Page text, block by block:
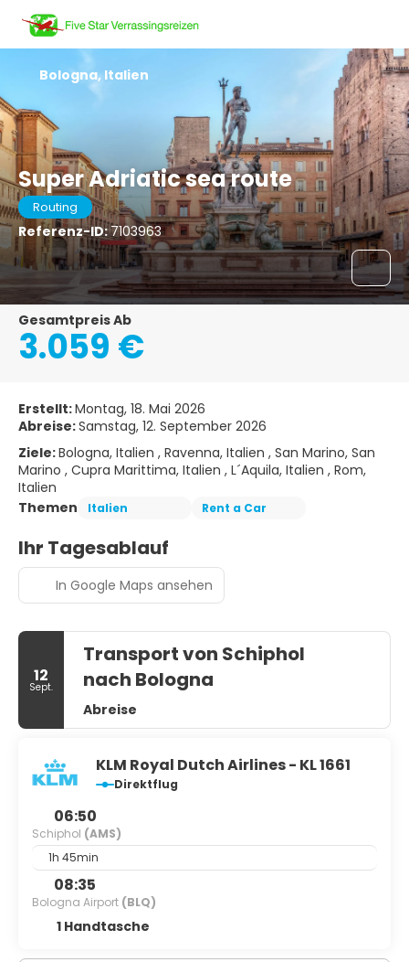
Super Adriatic sea route
Routing
Referenz-ID:7103963
Bologna, Italien
Gesamtpreis Ab
3.059 €
Erstellt:Montag, 18. Mai 2026
Abreise:Samstag, 12. September 2026
Ziele:Bologna, Italien , Ravenna, Italien , San Marino, San
Marino , Cupra Marittima, Italien , L´Aquila, Italien , Rom,
Italien
Themen
Italien Rent a Car
Ihr Tagesablauf
In Google Maps ansehen
12
Sept.
Transport von Schiphol
nach Bologna
Abreise
KLM Royal Dutch Airlines - KL 1661
Direktflug
06:50
Schiphol (AMS)
1h 45min
08:35
Bologna Airport (BLQ)
1 Handtasche